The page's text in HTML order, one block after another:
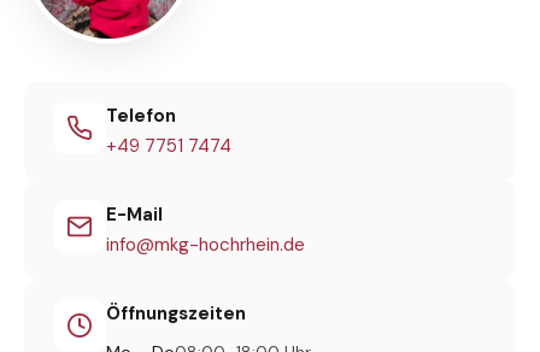
Telefon
+49 7751 7474
E-Mail
info@mkg-hochrhein.de
Öffnungszeiten